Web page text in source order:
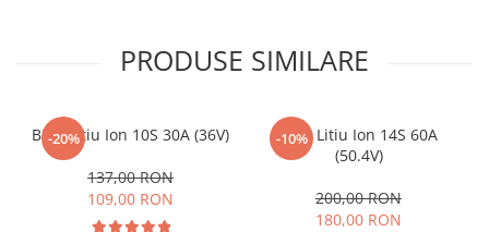
Tip Scuter
⬇ MARCI
PRODUSE SIMILARE
-20%
BMS Litiu Ion 10S 30A (36V)
137,00 RON
109,00 RON
-10%
BMS Litiu Ion 14S 60A
(50.4V)
200,00 RON
180,00 RON